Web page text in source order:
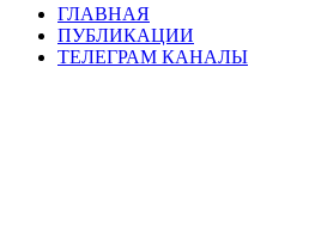
ГЛАВНАЯ
ПУБЛИКАЦИИ
ТЕЛЕГРАМ КАНАЛЫ